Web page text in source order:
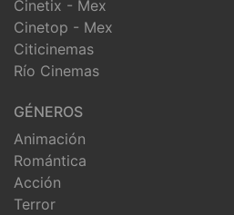
Cinetix - Mex
Cinetop - Mex
Citicinemas
Río Cinemas
GÉNEROS
Animación
Romántica
Acción
Terror